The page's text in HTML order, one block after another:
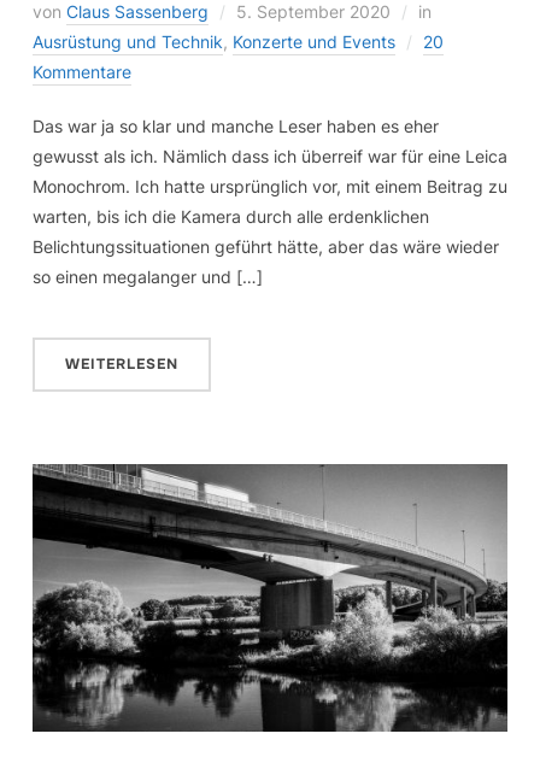
von Claus Sassenberg 5. September 2020
in
Ausrüstung und Technik, Konzerte und Events
20
Kommentare
Das war ja so klar und manche Leser haben es eher
gewusst als ich. Nämlich dass ich überreif war für eine Leica
Monochrom. Ich hatte ursprünglich vor, mit einem Beitrag zu
warten, bis ich die Kamera durch alle erdenklichen
Belichtungssituationen geführt hätte, aber das wäre wieder
so einen megalanger und […]
WEITERLESEN